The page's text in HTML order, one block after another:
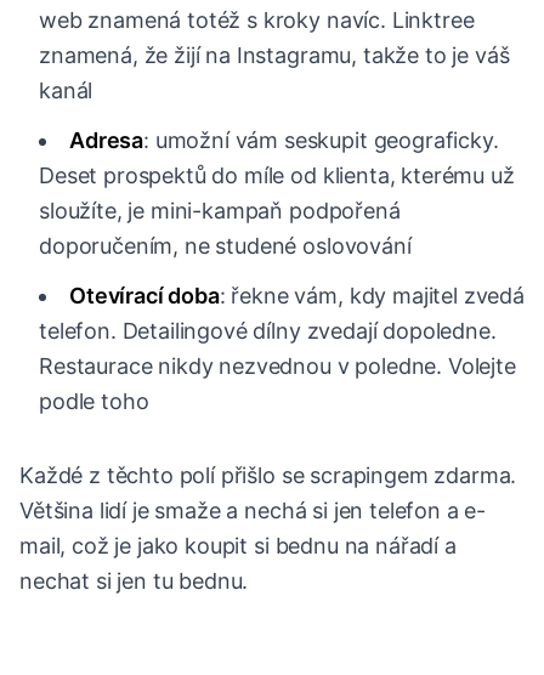
web znamená totéž s kroky navíc. Linktree
znamená, že žijí na Instagramu, takže to je váš
kanál
Adresa: umožní vám seskupit geograficky.
Deset prospektů do míle od klienta, kterému už
sloužíte, je mini-kampaň podpořená
doporučením, ne studené oslovování
Otevírací doba: řekne vám, kdy majitel zvedá
telefon. Detailingové dílny zvedají dopoledne.
Restaurace nikdy nezvednou v poledne. Volejte
podle toho
Každé z těchto polí přišlo se scrapingem zdarma.
Většina lidí je smaže a nechá si jen telefon a e-
mail, což je jako koupit si bednu na nářadí a
nechat si jen tu bednu.